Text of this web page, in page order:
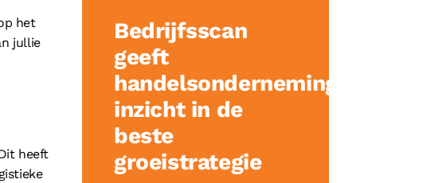
facebook
linkedin
het
jullie
heeft
Bedrijfsscan
geeft
handelsonderneming
inzicht in de
beste
groeistrategie